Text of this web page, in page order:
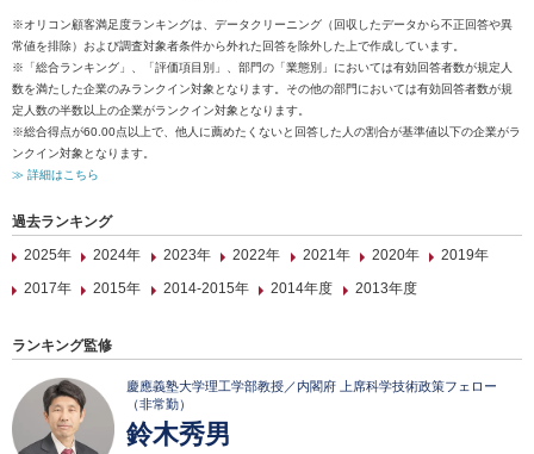
※オリコン顧客満足度ランキングは、データクリーニング（回収したデータから不正回答や異
常値を排除）および調査対象者条件から外れた回答を除外した上で作成しています。
※「総合ランキング」、「評価項目別」、部門の「業態別」においては有効回答者数が規定人
数を満たした企業のみランクイン対象となります。その他の部門においては有効回答者数が規
定人数の半数以上の企業がランクイン対象となります。
※総合得点が60.00点以上で、他人に薦めたくないと回答した人の割合が基準値以下の企業がラ
ンクイン対象となります。
≫ 詳細はこちら
過去ランキング
2025年
2024年 2023年 2022年 2021年 2020年
2019年
2017年
2015年 2014-2015年 2014年度 2013年度
ランキング監修
慶應義塾大学理工学部教授／内閣府 上席科学技術政策フェロー
（非常勤）
鈴木秀男